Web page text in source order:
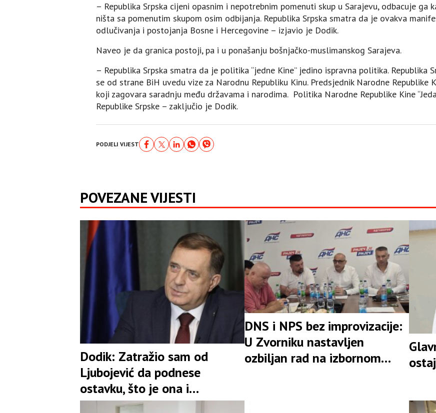
– Republika Srpska cijeni opasnim i nepotrebnim pomenuti skup u Sarajevu, odbacuje ga
ništa sa pomenutim skupom osim odbijanja. Republika Srpska smatra da je ovakva
odlučivanja i postojanja Bosne i Hercegovine – izjavio je Dodik.
Naveo je da granica postoji, pa i u ponašanju bošnjačko-muslimanskog Sarajeva.
– Republika Srpska smatra da je politika “jedne Kine” jedino ispravna politika. Republika
se od strane BiH uvedu vize za Narodnu Republiku Kinu. Predsjednik Narodne Republike
koji zagovara saradnju među državama i narodima. Politika Narodne Republike Kine
Republike Srpske – zaključio je Dodik.
PODJELI VIJEST
POVEZANE VIJESTI
Dodik: Zatražio sam od
Ljubojević da podnese
ostavku, što je ona i
prihvatila
DNS i NPS bez improvizacije:
U Zvorniku nastavljen
ozbiljan rad na izbornom